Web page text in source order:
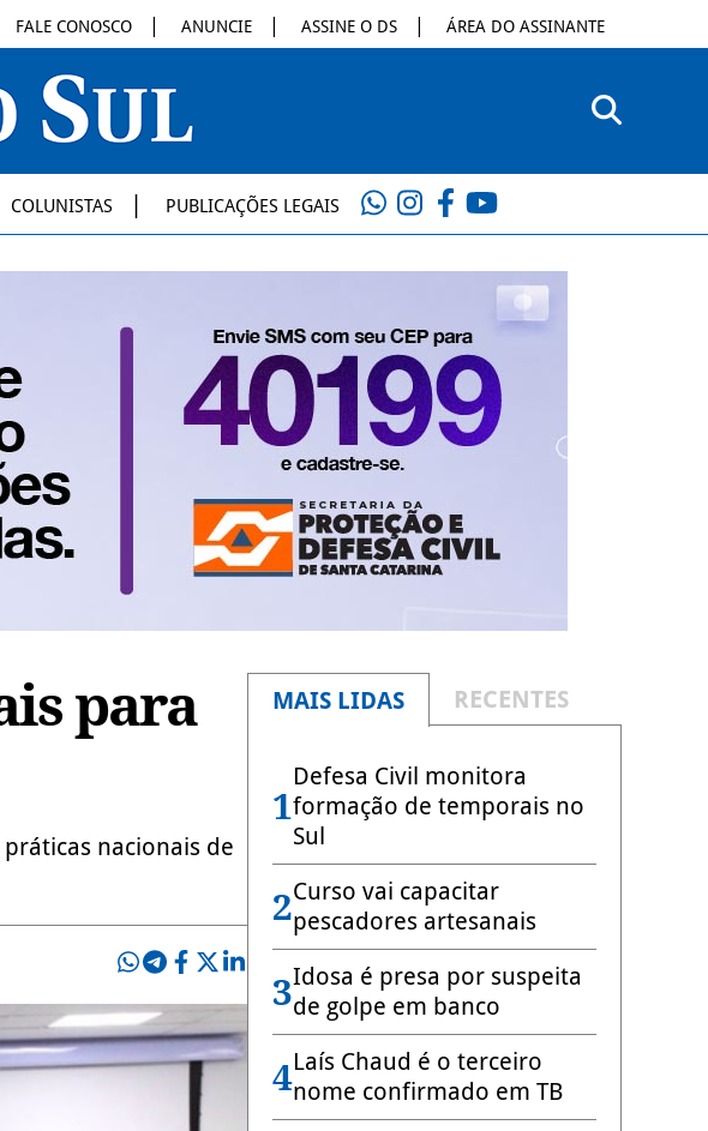
FALE CONOSCO ANUNCIE ASSINE O DS ÁREA DO ASSINANTE
COLUNISTAS PUBLICAÇÕES LEGAIS
para
nacionais de
MAIS LIDAS RECENTES
1
Defesa Civil monitora
formação de temporais no
Sul
2Curso vai capacitar
pescadores artesanais
3Idosa é presa por suspeita
de golpe em banco
4Laís Chaud é o terceiro
nome confirmado em TB